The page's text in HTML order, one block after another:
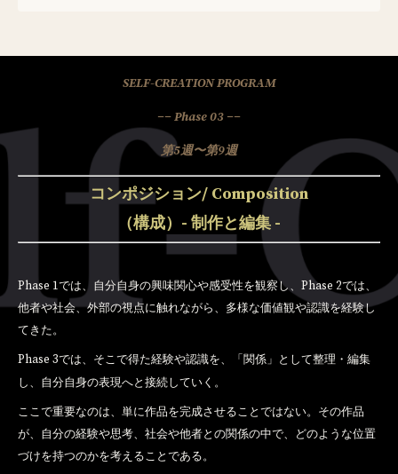
SELF-CREATION PROGRAM
−− Phase 03 −−
第5週〜第9週
コンポジション/ Composition
（構成） - 制作と編集 -
Phase 1では、自分自身の興味関心や感受性を観察し、Phase 2では、
他者や社会、外部の視点に触れながら、多様な価値観や認識を経験し
てきた。
Phase 3では、そこで得た経験や認識を、「関係」として整理・編集
し、自分自身の表現へと接続していく。
ここで重要なのは、単に作品を完成させることではない。その作品
が、自分の経験や思考、社会や他者との関係の中で、どのような位置
づけを持つのかを考えることである。